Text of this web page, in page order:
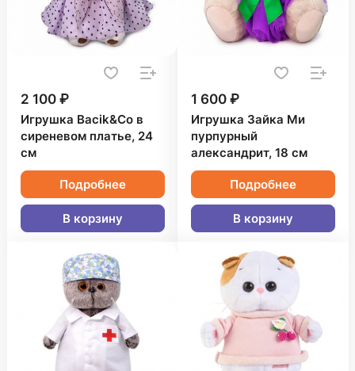
2 100 ₽
Игрушка Bacik&Co в
сиреневом платье, 24
см
Подробнее
В корзину
1 600 ₽
Игрушка Зайка Ми
пурпурный
александрит, 18 см
Подробнее
В корзину